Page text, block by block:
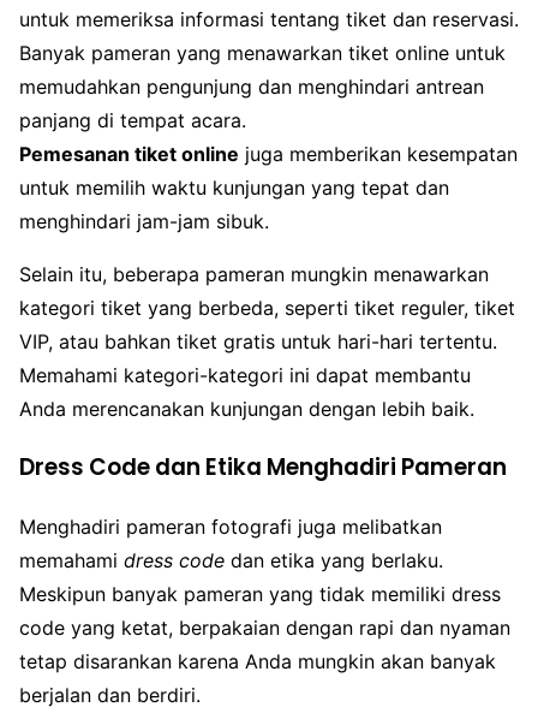
untuk memeriksa informasi tentang tiket dan reservasi.
Banyak pameran yang menawarkan tiket online untuk
memudahkan pengunjung dan menghindari antrean
panjang di tempat acara.
Pemesanan tiket online juga memberikan kesempatan
untuk memilih waktu kunjungan yang tepat dan
menghindari jam-jam sibuk.
Selain itu, beberapa pameran mungkin menawarkan
kategori tiket yang berbeda, seperti tiket reguler, tiket
VIP, atau bahkan tiket gratis untuk hari-hari tertentu.
Memahami kategori-kategori ini dapat membantu
Anda merencanakan kunjungan dengan lebih baik.
Dress Code dan Etika Menghadiri Pameran
Menghadiri pameran fotografi juga melibatkan
memahami dress code dan etika yang berlaku.
Meskipun banyak pameran yang tidak memiliki dress
code yang ketat, berpakaian dengan rapi dan nyaman
tetap disarankan karena Anda mungkin akan banyak
berjalan dan berdiri.